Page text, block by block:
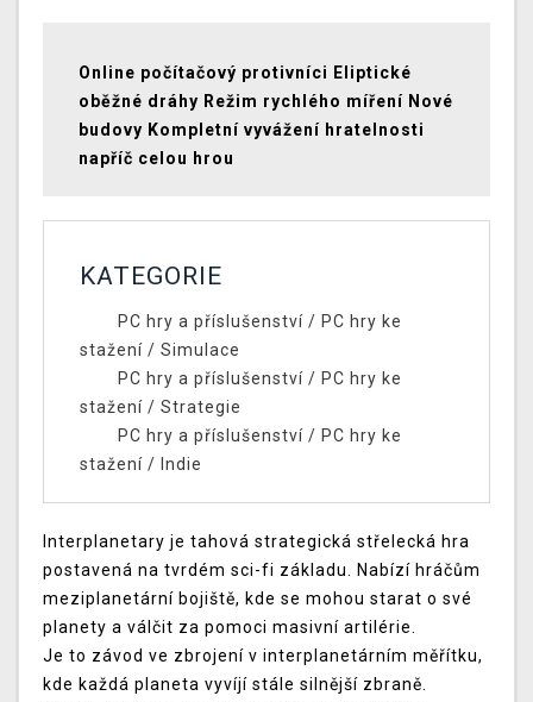
Online počítačový protivníci Eliptické
oběžné dráhy Režim rychlého míření Nové
budovy Kompletní vyvážení hratelnosti
napříč celou hrou
KATEGORIE
PC hry a příslušenství/ PC hry ke
stažení / Simulace
PC hry a příslušenství/ PC hry ke
stažení / Strategie
PC hry a příslušenství/ PC hry ke
stažení / Indie
Interplanetary je tahová strategická střelecká hra
postavená na tvrdém sci-fi základu. Nabízí hráčům
meziplanetární bojiště, kde se mohou starat o své
planety a válčit za pomoci masivní artilérie.
Je to závod ve zbrojení v interplanetárním měřítku,
kde každá planeta vyvíjí stále silnější zbraně.